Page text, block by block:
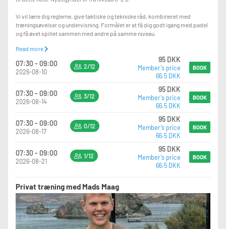
Vi vil lære dig reglerne, give taktiske og tekniske råd, kombineret med
træningsøvelser og undervisning. Formålet er at få dig godt igang med padel
og få øvet spillet sammen med andre på samme niveau.
Det kræver INGEN forudsætninger at være med og man kan komme alene
eller flere sammen. Man tilmelder sig blot fra gang til gang.
Vi har bolde klar og der er mulighed for at leje et bat i caféen.
Read more
07:30 - 09:00
2026-08-10
2/12
95 DKK
Member’s price
66.5 DKK
BOOK
07:30 - 09:00
2026-08-14
3/12
95 DKK
Member’s price
66.5 DKK
BOOK
07:30 - 09:00
2026-08-17
0/12
95 DKK
Member’s price
66.5 DKK
BOOK
07:30 - 09:00
2026-08-21
1/12
95 DKK
Member’s price
66.5 DKK
BOOK
Privat træning med Mads Maag